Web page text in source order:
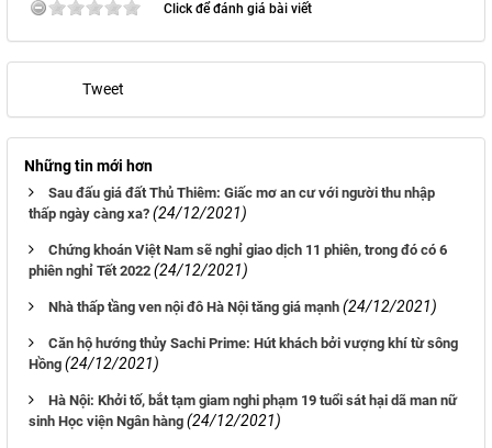
Click để đánh giá bài viết
Tweet
Những tin mới hơn
Sau đấu giá đất Thủ Thiêm: Giấc mơ an cư với người thu nhập
thấp ngày càng xa? (24/12/2021)
Chứng khoán Việt Nam sẽ nghỉ giao dịch 11 phiên, trong đó có 6
phiên nghỉ Tết 2022 (24/12/2021)
Nhà thấp tầng ven nội đô Hà Nội tăng giá mạnh (24/12/2021)
Căn hộ hướng thủy Sachi Prime: Hút khách bởi vượng khí từ sông
Hồng (24/12/2021)
Hà Nội: Khởi tố, bắt tạm giam nghi phạm 19 tuổi sát hại dã man nữ
sinh Học viện Ngân hàng (24/12/2021)